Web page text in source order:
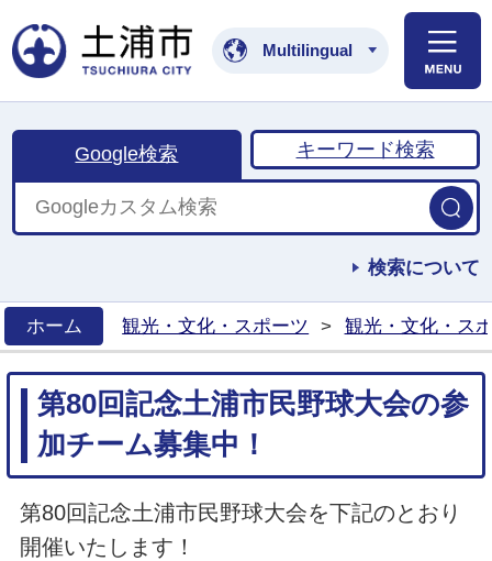
土浦市公式ホームペ
Multilingual
Google検索 キーワード検索
検索について
ホーム
観光・文化・スポーツ > 観光・文化・ス
第80回記念土浦市民野球大会の参
加チーム募集中！
第80回記念土浦市民野球大会を下記のとおり
開催いたします！